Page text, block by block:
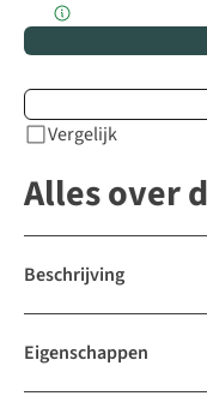
Vergelijk
Alles over
Beschrijving
Eigenschappen